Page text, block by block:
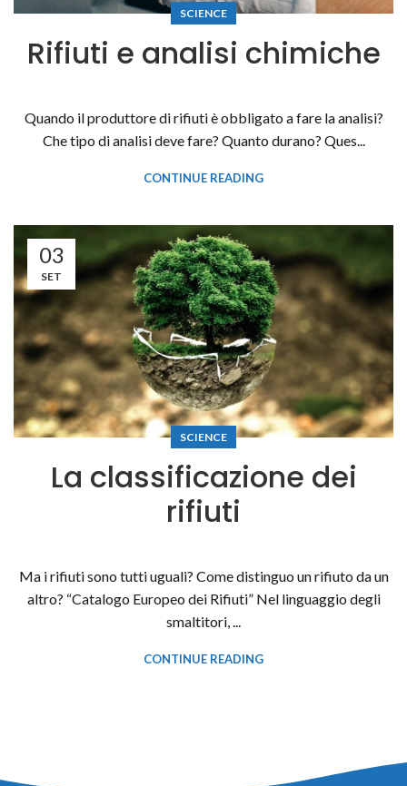
SCIENCE
Rifiuti e analisi chimiche
Quando il produttore di rifiuti è obbligato a fare la analisi?
Che tipo di analisi deve fare? Quanto durano? Ques...
CONTINUE READING
03
SET
SCIENCE
La classificazione dei
rifiuti
Ma i rifiuti sono tutti uguali? Come distinguo un rifiuto da un
altro? “Catalogo Europeo dei Rifiuti” Nel linguaggio degli
smaltitori, ...
CONTINUE READING